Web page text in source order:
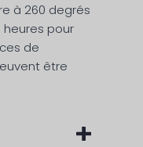
à 260 degrés
heures pour
de
être